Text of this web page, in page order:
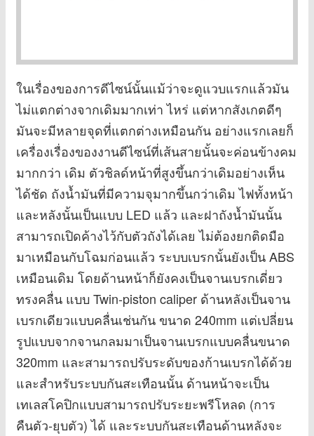
ในเรื่องของการดีไซน์นั้นแม้ว่าจะดูแวบแรกแล้วมัน
ไม่แตกต่างจากเดิมมากเท่า ไหร่ แต่หากสังเกตดีๆ
มันจะมีหลายจุดที่แตกต่างเหมือนกัน อย่างแรกเลยก็
เครื่องเรื่องของงานดีไซน์ที่เส้นสายนั้นจะค่อนข้างคม
มากกว่า เดิม ตัวชิลด์หน้าที่สูงขึ้นกว่าเดิมอย่างเห็น
ได้ชัด ถังน้ำมันที่มีความจุมากขึ้นกว่าเดิม ไฟทั้งหน้า
และหลังนั้นเป็นแบบ LED แล้ว และฝาถังน้ำมันนั้น
สามารถเปิดค้างไว้กับตัวถังได้เลย ไม่ต้องยกติดมือ
มาเหมือนกับโฉมก่อนแล้ว ระบบเบรกนั้นยังเป็น ABS
เหมือนเดิม โดยด้านหน้าก็ยังคงเป็นจานเบรกเดี่ยว
ทรงคลื่น แบบ Twin-piston caliper ด้านหลังเป็นจาน
เบรกเดียวแบบคลื่นเช่นกัน ขนาด 240mm แต่เปลี่ยน
รูปแบบจากจานกลมมาเป็นจานเบรกแบบคลื่นขนาด
320mm และสามารถปรับระดับของก้านเบรกได้ด้วย
และสำหรับระบบกันสะเทือนนั้น ด้านหน้าจะเป็น
เทเลสโคปิกแบบสามารถปรับระยะพรีโหลด (การ
คืนตัว-ยุบตัว) ได้ และระบบกันสะเทือนด้านหลังจะ